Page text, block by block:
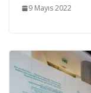
9 Mayıs 2022